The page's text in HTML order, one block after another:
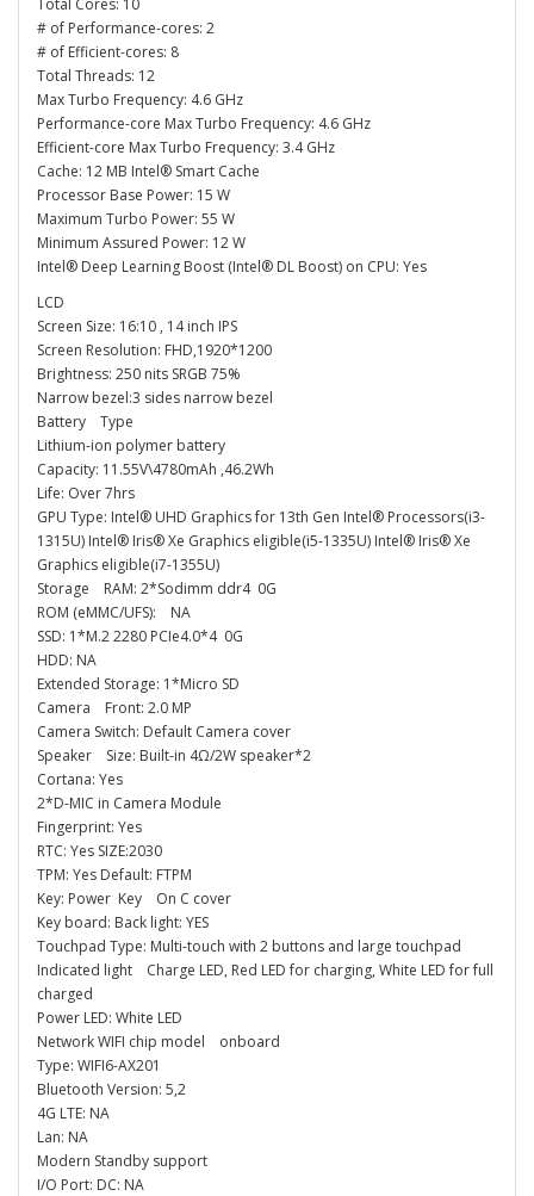
# of Performance-cores: 2
# of Efficient-cores: 8
Total Threads: 12
Max Turbo Frequency: 4.6 GHz
Performance-core Max Turbo Frequency: 4.6 GHz
Efficient-core Max Turbo Frequency: 3.4 GHz
Cache: 12 MB Intel® Smart Cache
Processor Base Power: 15 W
Maximum Turbo Power: 55 W
Minimum Assured Power: 12 W
Intel® Deep Learning Boost (Intel® DL Boost) on CPU: Yes
LCD
Screen Size: 16:10 , 14 inch IPS
Screen Resolution: FHD,1920*1200
Brightness: 250 nits SRGB 75%
Narrow bezel:3 sides narrow bezel
Battery Type
Lithium-ion polymer battery
Capacity: 11.55V\4780mAh ,46.2Wh
Life: Over 7hrs
GPU Type: Intel® UHD Graphics for 13th Gen Intel® Processors(i3-
1315U) Intel® Iris® Xe Graphics eligible(i5-1335U) Intel® Iris® Xe
Graphics eligible(i7-1355U)
Storage RAM: 2*Sodimm ddr4 0G
ROM (eMMC/UFS): NA
SSD: 1*M.2 2280 PCIe4.0*4 0G
HDD: NA
Extended Storage: 1*Micro SD
Camera Front: 2.0 MP
Camera Switch: Default Camera cover
Speaker Size: Built-in 4Ω/2W speaker*2
Cortana: Yes
2*D-MIC in Camera Module
Fingerprint: Yes
RTC: Yes SIZE:2030
TPM: Yes Default: FTPM
Key: Power Key On C cover
Key board: Back light: YES
Touchpad Type: Multi-touch with 2 buttons and large touchpad
Indicated light Charge LED, Red LED for charging, White LED for full
charged
Power LED: White LED
Network WIFI chip model onboard
Type: WIFI6-AX201
Bluetooth Version: 5,2
4G LTE: NA
Lan: NA
Modern Standby support
I/O Port: DC: NA